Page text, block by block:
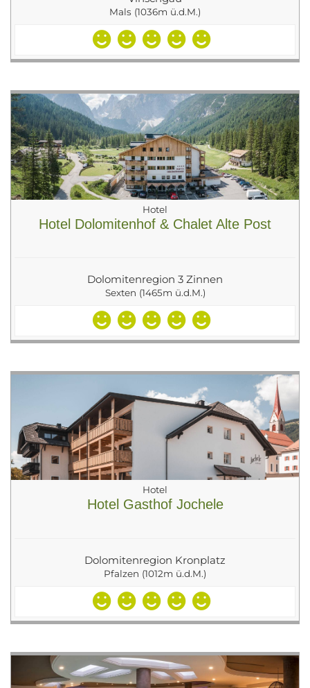
Mals (1036m ü.d.M.)
Hotel
Hotel Dolomitenhof & Chalet Alte Post
Dolomitenregion 3 Zinnen
Sexten (1465m ü.d.M.)
Hotel
Hotel Gasthof Jochele
Dolomitenregion Kronplatz
Pfalzen (1012m ü.d.M.)